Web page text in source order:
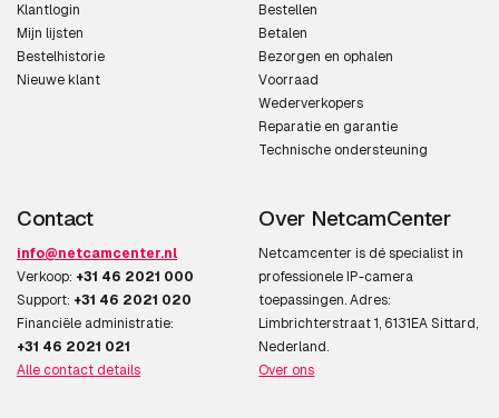
Klantlogin
Mijn lijsten
Bestelhistorie
Nieuwe klant
Bestellen
Betalen
Bezorgen en ophalen
Voorraad
Wederverkopers
Reparatie en garantie
Technische ondersteuning
Contact
info@netcamcenter.nl
Verkoop: +31 46 2021 000
Support: +31 46 2021 020
Financiële administratie:
+31 46 2021 021
Alle contact details
Over NetcamCenter
Netcamcenter is dé specialist in
professionele IP-camera
toepassingen. Adres:
Limbrichterstraat 1, 6131EA Sittard,
Nederland.
Over ons